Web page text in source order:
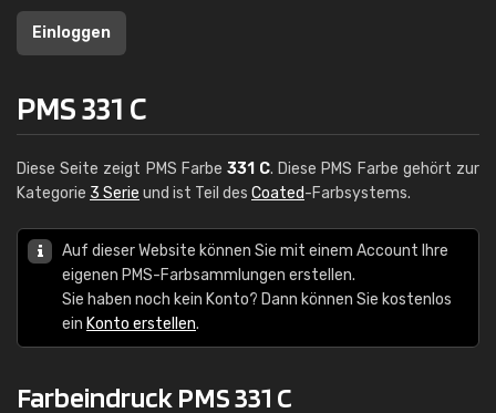
Einloggen
PMS 331 C
Diese Seite zeigt PMS Farbe 331 C. Diese PMS Farbe gehört zur
Kategorie 3 Serie und ist Teil des Coated-Farbsystems.
Auf dieser Website können Sie mit einem Account Ihre
eigenen PMS-Farbsammlungen erstellen.
Sie haben noch kein Konto? Dann können Sie kostenlos
ein Konto erstellen.
Farbeindruck PMS 331 C